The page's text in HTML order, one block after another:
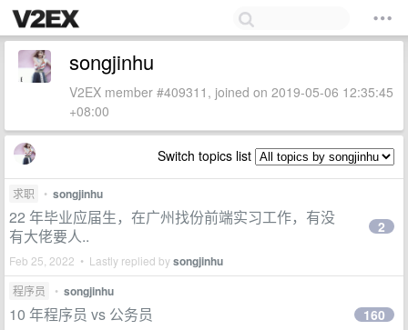
songjinhu
V2EX member #409311, joined on 2019-05-06 12:35:45
+08:00
Switch topics list
求职 • songjinhu
22 年毕业应届生，在广州找份前端实习工作，有没
有大佬要人..
Feb 25, 2022 • Lastly replied bysongjinhu
2
程序员 • songjinhu
10 年程序员 vs 公务员 160